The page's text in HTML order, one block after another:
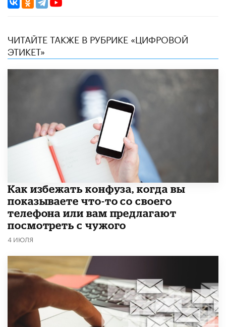
ЧИТАЙТЕ ТАКЖЕ В РУБРИКЕ «ЦИФРОВОЙ
ЭТИКЕТ»
Как избежать конфуза, когда вы
показываете что-то со своего
телефона или вам предлагают
посмотреть с чужого
4 ИЮЛЯ